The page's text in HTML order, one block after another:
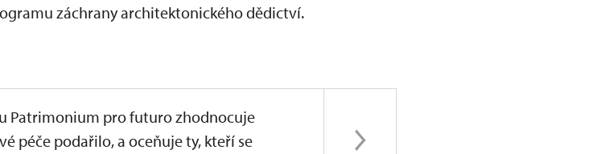
záchrany architektonického dědictví.
Patrimonium pro futuro zhodnocuje
péče podařilo, a oceňuje ty, kteří se